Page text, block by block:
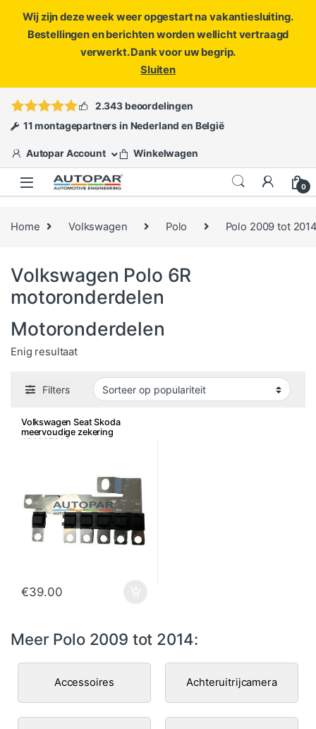
Wij zijn deze week weer opgestart na vakantiesluiting.
Bestellingen en berichten worden wellicht vertraagd
verwerkt. Dank voor uw begrip.
Sluiten
ofopen een ticket
2.343 beoordelingen
11 montagepartners in Nederland en België
Autopar Account Winkelwagen
0
Home Volkswagen Polo Polo 2009 tot
Volkswagen Polo 6R
motoronderdelen
Motoronderdelen
Enig resultaat
Filters
Volkswagen Seat Skoda
meervoudige zekering
6R0937629
€39.00
Meer Polo 2009 tot 2014:
Accessoires Achteruitrijcamera